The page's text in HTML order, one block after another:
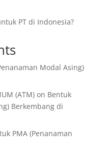
PT di Indonesia?
Modal Asing)
(ATM)on Bentuk
Berkembang di
PMA (Penanaman